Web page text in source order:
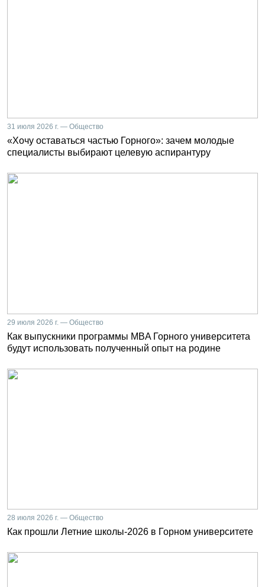
31 июля 2026 г. — Общество
«Хочу оставаться частью Горного»: зачем молодые
специалисты выбирают целевую аспирантуру
29 июля 2026 г. — Общество
Как выпускники программы MBA Горного университета
будут использовать полученный опыт на родине
28 июля 2026 г. — Общество
Как прошли Летние школы-2026 в Горном университете